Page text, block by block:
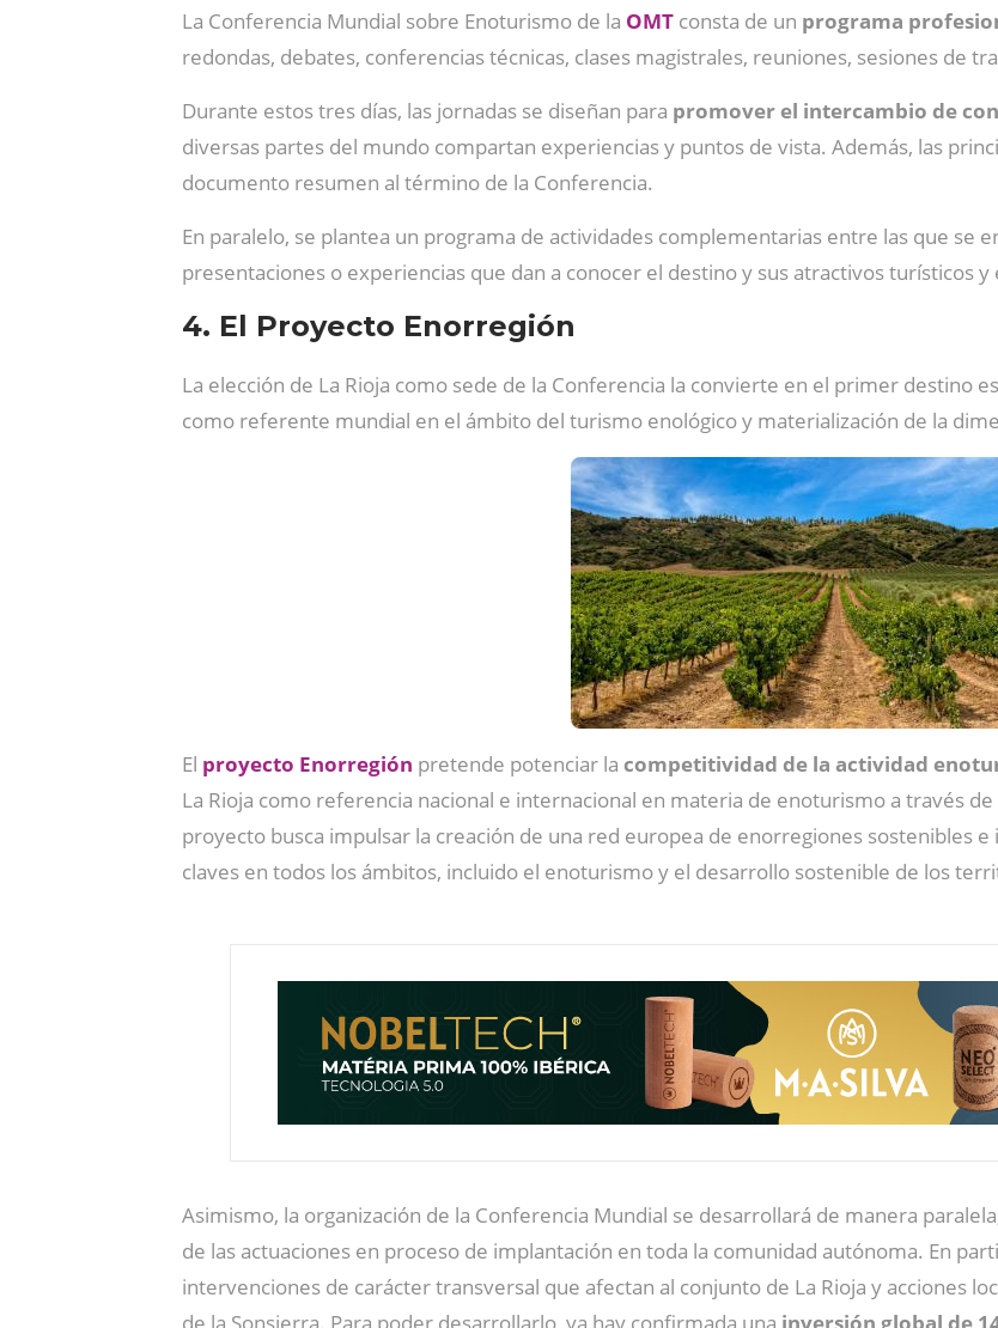
La Conferencia Mundial sobre Enoturismo de la OMT consta de un programa
redondas, debates, conferencias técnicas, clases magistrales, reuniones, sesiones de
Durante estos tres días, las jornadas se diseñan para promover el intercambio de
diversas partes del mundo compartan experiencias y puntos de vista. Además, las
documento resumen al término de la Conferencia.
En paralelo, se plantea un programa de actividades complementarias entre las que se
presentaciones o experiencias que dan a conocer el destino y sus atractivos turísticos y
4. El Proyecto Enorregión
La elección de La Rioja como sede de la Conferencia la convierte en el primer destino
como referente mundial en el ámbito del turismo enológico y materialización de la
El proyecto Enorregión pretende potenciar la competitividad de la actividad
La Rioja como referencia nacional e internacional en materia de enoturismo a través
proyecto busca impulsar la creación de una red europea de enorregiones sostenibles
claves en todos los ámbitos, incluido el enoturismo y el desarrollo sostenible de los
Asimismo, la organización de la Conferencia Mundial se desarrollará de manera
de las actuaciones en proceso de implantación en toda la comunidad autónoma. En
intervenciones de carácter transversal que afectan al conjunto de La Rioja y acciones